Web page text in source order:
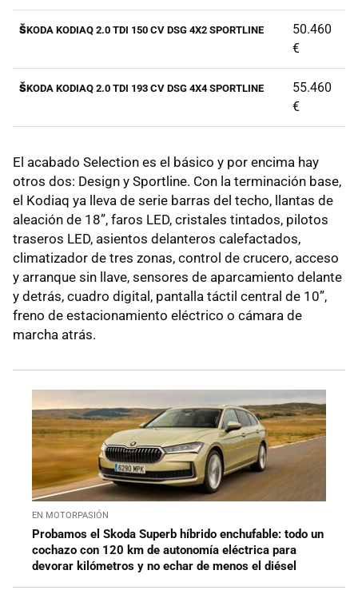
ŠKODA KODIAQ 2.0 TDI 150 CV DSG 4X2 SPORTLINE
50.460
€
ŠKODA KODIAQ 2.0 TDI 193 CV DSG 4X4 SPORTLINE
55.460
€
El acabado Selection es el básico y por encima hay
otros dos: Design y Sportline. Con la terminación base,
el Kodiaq ya lleva de serie barras del techo, llantas de
aleación de 18”, faros LED, cristales tintados, pilotos
traseros LED, asientos delanteros calefactados,
climatizador de tres zonas, control de crucero, acceso
y arranque sin llave, sensores de aparcamiento delante
y detrás, cuadro digital, pantalla táctil central de 10”,
freno de estacionamiento eléctrico o cámara de
marcha atrás.
EN MOTORPASIÓN
Probamos el Skoda Superb híbrido enchufable: todo un
cochazo con 120 km de autonomía eléctrica para
devorar kilómetros y no echar de menos el diésel